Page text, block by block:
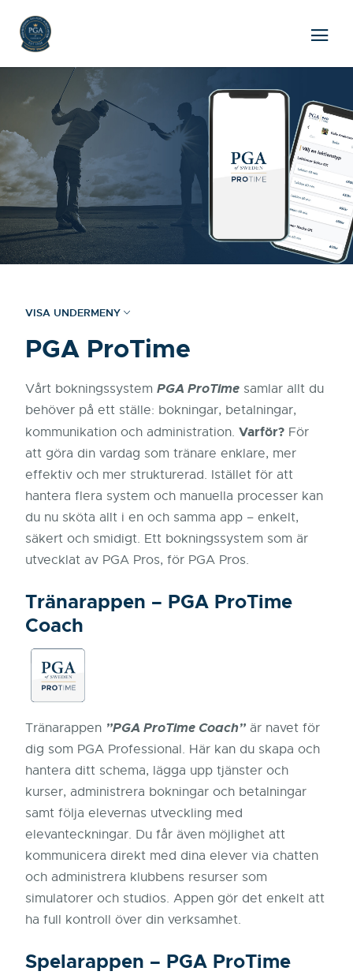
VISA UNDERMENY
PGA ProTime
Vårt bokningssystem PGA ProTime samlar allt du
behöver på ett ställe: bokningar, betalningar,
kommunikation och administration. Varför? För
att göra din vardag som tränare enklare, mer
effektiv och mer strukturerad. Istället för att
hantera flera system och manuella processer kan
du nu sköta allt i en och samma app – enkelt,
säkert och smidigt. Ett bokningssystem som är
utvecklat av PGA Pros, för PGA Pros.
Tränarappen – PGA ProTime
Coach
Tränarappen ”PGA ProTime Coach” är navet för
dig som PGA Professional. Här kan du skapa och
hantera ditt schema, lägga upp tjänster och
kurser, administrera bokningar och betalningar
samt följa elevernas utveckling med
elevanteckningar. Du får även möjlighet att
kommunicera direkt med dina elever via chatten
och administrera klubbens resurser som
simulatorer och studios. Appen gör det enkelt att
ha full kontroll över din verksamhet.
Spelarappen – PGA ProTime